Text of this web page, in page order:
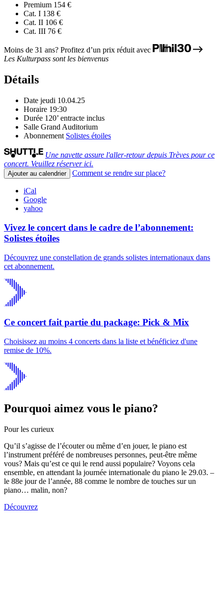
Premium 154 €
Cat. I 138 €
Cat. II 106 €
Cat. III 76 €
Moins de 31 ans? Profitez d’un prix réduit avec
Les Kulturpass sont les bienvenus
Détails
Date jeudi 10.04.25
Horaire 19:30
Durée 120’ entracte inclus
Salle Grand Auditorium
Abonnement Solistes étoiles
Une navette assure l'aller-retour depuis Trèves pour ce
concert. Veuillez réserver ici.
Ajouter au calendrier Comment se rendre sur place?
iCal
Google
yahoo
Vivez le concert dans le cadre de l’abonnement:
Solistes étoiles
Découvrez une constellation de grands solistes internationaux dans
cet abonnement.
Ce concert fait partie du package: Pick & Mix
Choisissez au moins 4 concerts dans la liste et bénéficiez d'une
remise de 10%.
Pourquoi aimez vous le piano?
Pour les curieux
Qu’il s’agisse de l’écouter ou même d’en jouer, le piano est
l’instrument préféré de nombreuses personnes, peut-être même
vous? Mais qu’est ce qui le rend aussi populaire? Voyons cela
ensemble, en attendant la journée internationale du piano le 29.03. –
le 88e jour de l’année, 88 comme le nombre de touches sur un
piano… malin, non?
Découvrez